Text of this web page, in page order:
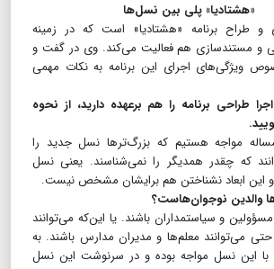
«هشتادیا» پلی بین نسل‌ها
طراح برنامه «هشتادیا» است که در زمینه
و مستندسازی هم فعالیت می‌کند. وی در گفت و
ویژگی‌های اجرای این برنامه به نکات مهمی
طراحی برنامه را هم برعهده دارید، از نحوه
مواجه هستیم که بزرگ‌ترها نسل جدید را
که چقدر همدیگر را نمی‌شناسند. یعنی نسل
این ابعاد نشناختن هم برایشان مشخص نیست.
والدین نوجوان‌هاست؟
و سیاستمداران باشند. یا این‌که می‌توانند
حتی می‌توانند معلم‌ها و مدیران مدارس باشند. به
این نسل مواجه بوده و در سرنوشت این نسل